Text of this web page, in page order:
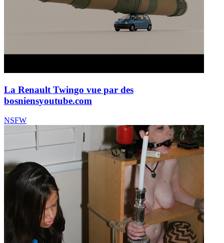
La Renault Twingo vue par des
bosniensyoutube.com
NSFW